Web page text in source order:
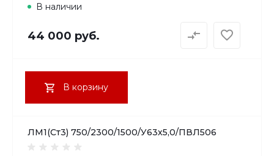
В наличии
44 000 руб.
В корзину
ЛМ1(Ст3) 750/2300/1500/У63х5,0/ПВЛ506